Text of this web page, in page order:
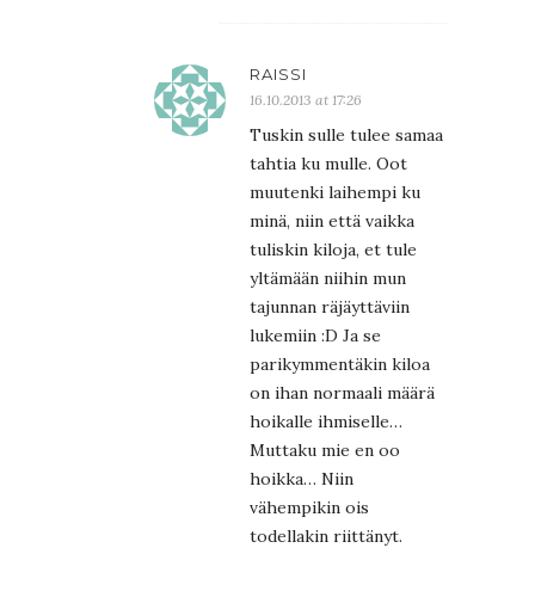
RAISSI
16.10.2013 at 17:26
Tuskin sulle tulee samaa
tahtia ku mulle. Oot
muutenki laihempi ku
minä, niin että vaikka
tuliskin kiloja, et tule
yltämään niihin mun
tajunnan räjäyttäviin
lukemiin :D Ja se
parikymmentäkin kiloa
on ihan normaali määrä
hoikalle ihmiselle…
Muttaku mie en oo
hoikka… Niin
vähempikin ois
todellakin riittänyt.